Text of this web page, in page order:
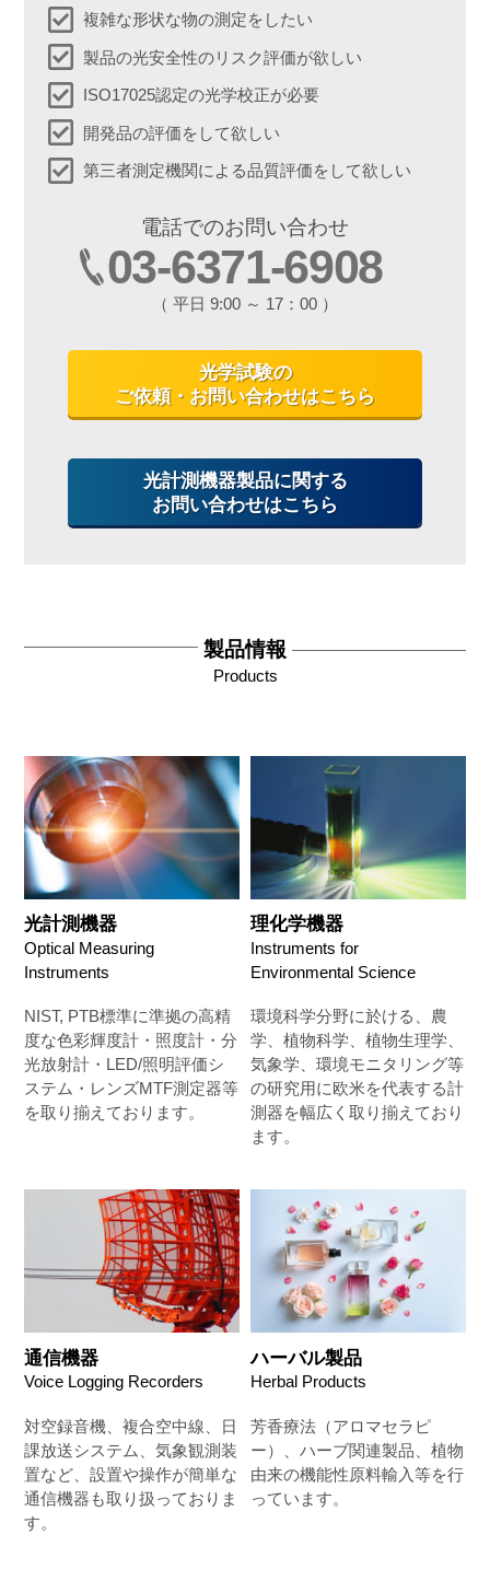
複雑な形状な物の測定をしたい
製品の光安全性のリスク評価が欲しい
ISO17025認定の光学校正が必要
開発品の評価をして欲しい
第三者測定機関による品質評価をして欲しい
電話でのお問い合わせ
03-6371-6908
（ 平日 9:00 ～ 17：00 ）
光学試験の
ご依頼・お問い合わせはこちら
光計測機器製品に関する
お問い合わせはこちら
製品情報
Products
光計測機器
Optical Measuring
Instruments
NIST, PTB標準に準拠の高精
度な色彩輝度計・照度計・分
光放射計・LED/照明評価シ
ステム・レンズMTF測定器等
を取り揃えております。
理化学機器
Instruments for
Environmental Science
環境科学分野に於ける、農
学、植物科学、植物生理学、
気象学、環境モニタリング等
の研究用に欧米を代表する計
測器を幅広く取り揃えており
ます。
通信機器
Voice Logging Recorders
対空録音機、複合空中線、日
課放送システム、気象観測装
置など、設置や操作が簡単な
通信機器も取り扱っておりま
す。
ハーバル製品
Herbal Products
芳香療法（アロマセラピ
ー）、ハーブ関連製品、植物
由来の機能性原料輸入等を行
っています。